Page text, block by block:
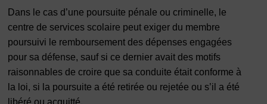
Dans le cas d’une poursuite pénale ou criminelle, le
centre de services scolaire peut exiger du membre
poursuivi le remboursement des dépenses engagées
pour sa défense, sauf si ce dernier avait des motifs
raisonnables de croire que sa conduite était conforme à
la loi, si la poursuite a été retirée ou rejetée ou s’il a été